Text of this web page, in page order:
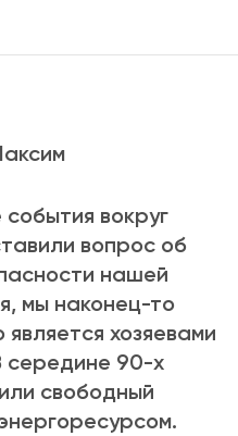
вокруг
вопрос об
нашей
мы наконец-то
хозяевами
середине 90-х
свободный